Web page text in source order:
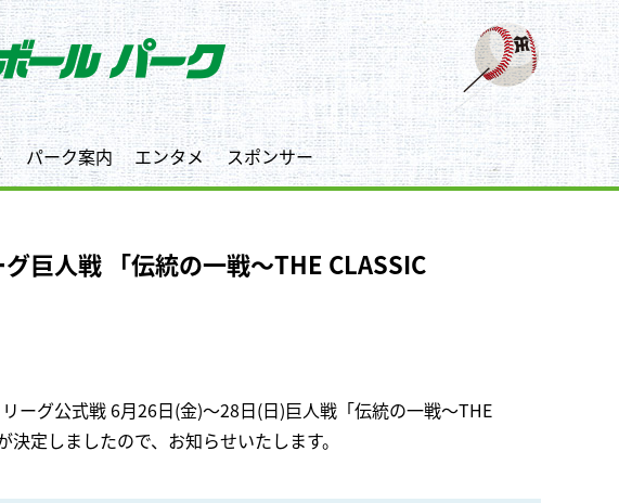
パーク案内 エンタメ スポンサー
巨人戦 「伝統の一戦〜THE CLASSIC
ーグ公式戦 6月26日(金)～28日(日)巨人戦「伝統の一戦〜THE
定しましたので、お知らせいたします。